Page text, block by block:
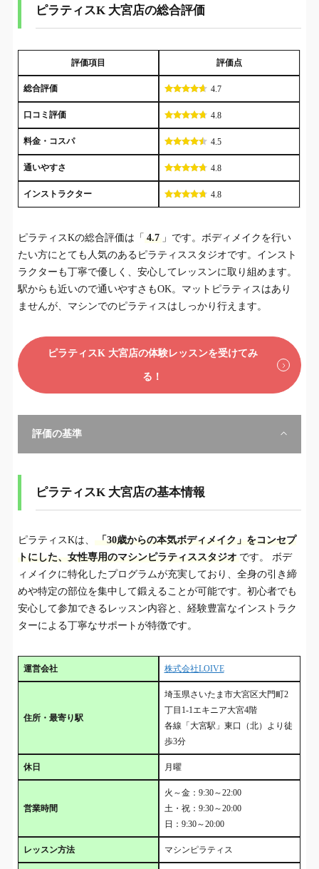
ピラティスK 大宮店の総合評価
評価項目 評価点
総合評価 4.7
口コミ評価 4.8
料金・コスパ 4.5
通いやすさ 4.8
インストラクター 4.8
ピラティスKの総合評価は「 4.7 」です。ボディメイクを行い
たい方にとても人気のあるピラティススタジオです。インスト
ラクターも丁寧で優しく、安心してレッスンに取り組めます。
駅からも近いので通いやすさもOK。マットピラティスはあり
ませんが、マシンでのピラティスはしっかり行えます。
ピラティスK 大宮店の体験レッスンを受けてみ
る！
評価の基準
ピラティスK 大宮店の基本情報
ピラティスKは、
「30歳からの本気ボディメイク」をコンセプ
トにした、女性専用のマシンピラティススタジオ です。 ボデ
ィメイクに特化したプログラムが充実しており、全身の引き締
めや特定の部位を集中して鍛えることが可能です。初心者でも
安心して参加できるレッスン内容と、経験豊富なインストラク
ターによる丁寧なサポートが特徴です。
運営会社 株式会社LOIVE
住所・最寄り駅
埼玉県さいたま市大宮区大門町2
丁目1-1エキニア大宮4階
各線「大宮駅」東口（北）より徒
歩3分
休日 月曜
営業時間
火～金：9:30～22:00
土・祝：9:30～20:00
日：9:30～20:00
レッスン方法 マシンピラティス